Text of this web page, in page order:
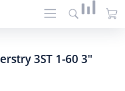
3ST 1-60 3"